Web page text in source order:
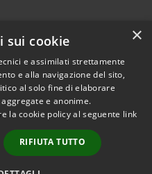
Copyright © 2026 • Comune di
Acquapendente • Powered by
Municipium•
Accesso
redazione
×
sui cookie
e assimilati strettamente
e alla navigazione del sito,
al solo fine di elaborare
e anonime.
la cookie policy al seguente link
RIFIUTA TUTTO